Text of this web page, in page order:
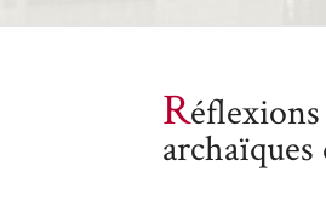
R